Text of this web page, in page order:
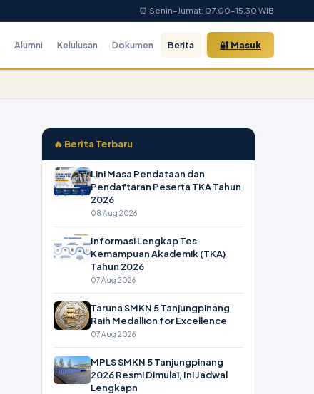
⏰ Senin–Jumat: 07.00–15.30 WIB
Alumni Kelulusan Dokumen Berita 🔐 Masuk
🔥 Berita Terbaru
Lini Masa Pendataan dan
Pendaftaran Peserta TKA Tahun
2026
08 Aug 2026
Informasi Lengkap Tes
Kemampuan Akademik (TKA)
Tahun 2026
07 Aug 2026
Taruna SMKN 5 Tanjungpinang
Raih Medallion for Excellence
07 Aug 2026
MPLS SMKN 5 Tanjungpinang
2026 Resmi Dimulai, Ini Jadwal
Lengkapn